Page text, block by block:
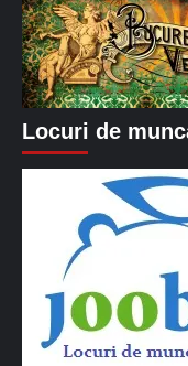
Locuri de